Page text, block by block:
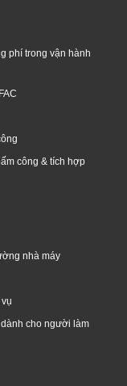
phí trong vận hành
công & tích hợp
nhà máy
cho người làm